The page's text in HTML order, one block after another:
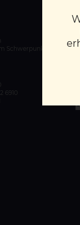
Schwerpunkt
6910